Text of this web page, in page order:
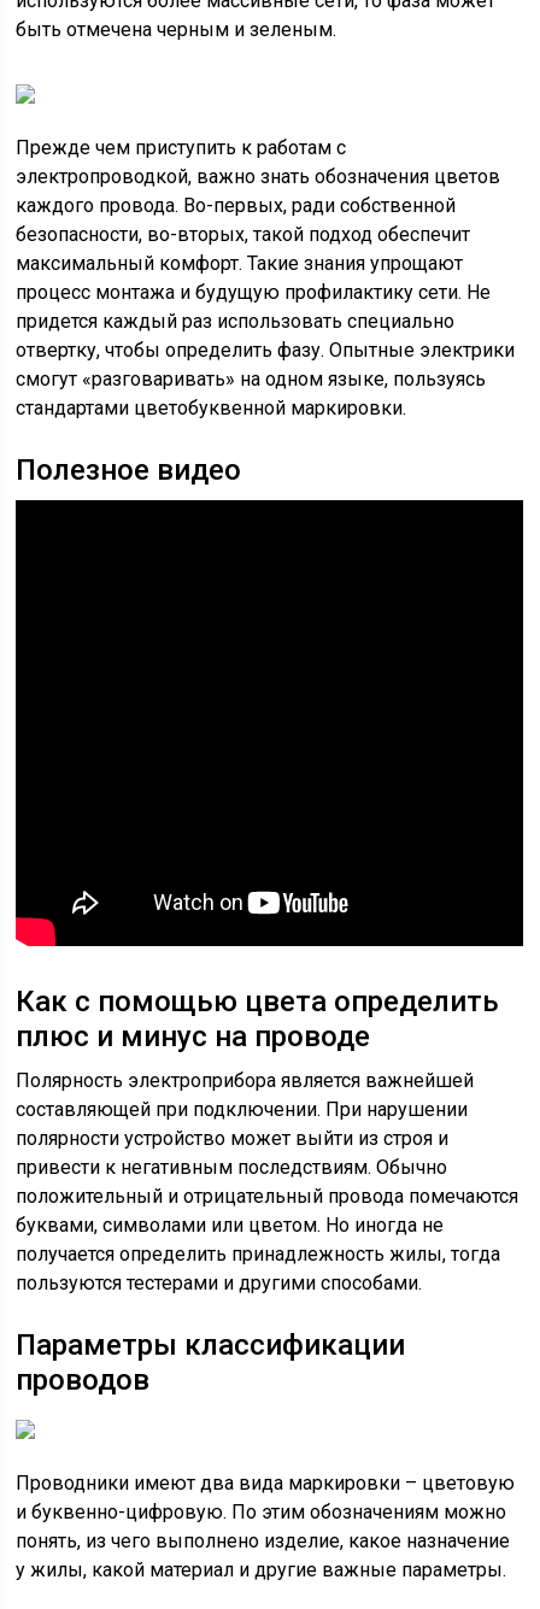
быть отмечена черным и зеленым.
Прежде чем приступить к работам с
электропроводкой, важно знать обозначения цветов
каждого провода. Во-первых, ради собственной
безопасности, во-вторых, такой подход обеспечит
максимальный комфорт. Такие знания упрощают
процесс монтажа и будущую профилактику сети. Не
придется каждый раз использовать специально
отвертку, чтобы определить фазу. Опытные электрики
смогут «разговаривать» на одном языке, пользуясь
стандартами цветобуквенной маркировки.
Полезное видео
Как с помощью цвета определить
плюс и минус на проводе
Полярность электроприбора является важнейшей
составляющей при подключении. При нарушении
полярности устройство может выйти из строя и
привести к негативным последствиям. Обычно
положительный и отрицательный провода помечаются
буквами, символами или цветом. Но иногда не
получается определить принадлежность жилы, тогда
пользуются тестерами и другими способами.
Параметры классификации
проводов
Проводники имеют два вида маркировки – цветовую
и буквенно-цифровую. По этим обозначениям можно
понять, из чего выполнено изделие, какое назначение
у жилы, какой материал и другие важные параметры.